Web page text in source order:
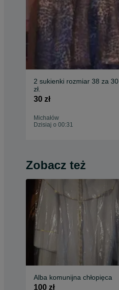
2 sukienki rozmiar 38 za 30
zł.
30 zł
Michałów
Dzisiaj o 00:31
Zobacz też
Alba komunijna chłopięca
100 zł